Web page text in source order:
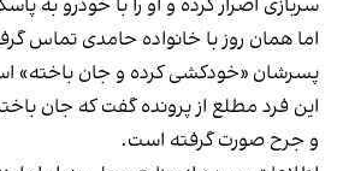
اما همان روز با خانواده حامدی تماس
پسرشان «خودکشی کرده و جان باخته»
این فرد مطلع از پرونده گفت که جان
و جرح صورت گرفته است.